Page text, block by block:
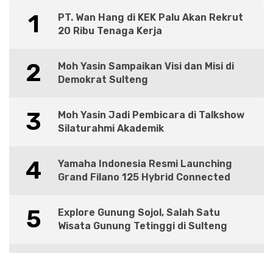
1
PT. Wan Hang di KEK Palu Akan Rekrut
20 Ribu Tenaga Kerja
2
Moh Yasin Sampaikan Visi dan Misi di
Demokrat Sulteng
3
Moh Yasin Jadi Pembicara di Talkshow
Silaturahmi Akademik
4
Yamaha Indonesia Resmi Launching
Grand Filano 125 Hybrid Connected
5
Explore Gunung Sojol, Salah Satu
Wisata Gunung Tetinggi di Sulteng